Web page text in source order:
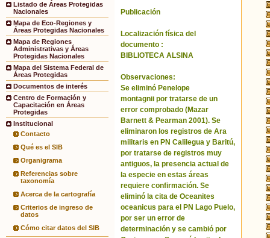
Listado de Áreas Protegidas
Nacionales
Mapa de Eco-Regiones y
Áreas Protegidas Nacionales
Mapa de Regiones
Administrativas y Áreas
Protegidas Nacionales
Mapa del Sistema Federal de
Áreas Protegidas
Documentos de interés
Centro de Formación y
Capacitación en Áreas
Protegidas
Institucional
Contacto
Qué es el SIB
Organigrama
Referencias sobre
taxonomía
Acerca de la cartografía
Criterios de ingreso de
datos
Cómo citar datos del SIB
Publicación
Localización física del
documento :
BIBLIOTECA ALSINA
Observaciones:
Se eliminó Penelope
montagnii por tratarse de un
error comprobado (Mazar
Barnett & Pearman 2001). Se
eliminaron los registros de Ara
militaris en PN Calilegua y Baritú,
por tratarse de registros muy
antiguos, la presencia actual de
la especie en estas áreas
requiere confirmación. Se
eliminó la cita de Oceanites
oceanicus para el PN Lago Puelo,
por ser un error de
determinación y se cambió por